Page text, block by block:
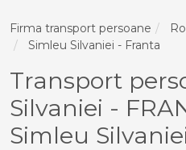
Firma transport persoane
Simleu Silvaniei - Franta
Transport
Silvaniei -
Simleu